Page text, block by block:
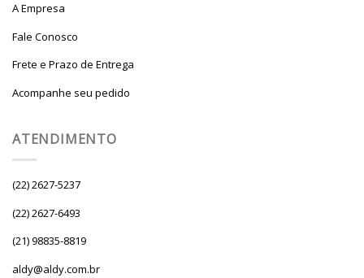
A Empresa
Fale Conosco
Frete e Prazo de Entrega
Acompanhe seu pedido
ATENDIMENTO
(22) 2627-5237
(22) 2627-6493
(21) 98835-8819
aldy@aldy.com.br